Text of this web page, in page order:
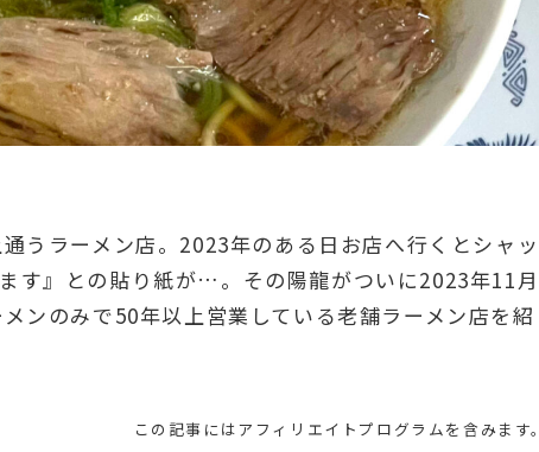
うラーメン店。2023年のある日お店へ行くとシャッ
す』との貼り紙が…。その陽龍がついに2023年11月
ンのみで50年以上営業している老舗ラーメン店を紹
この記事にはアフィリエイトプログラムを含みます。